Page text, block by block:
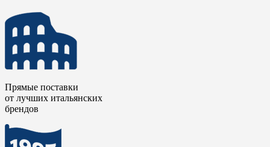
Коллекция Глокал / Glocal
нейтральными тонами от белого до антрацита, которые
прекрасно сочетаются между собой. Серия дополнена яркими
элементами в стиле «Печворк» и стилизованными
мозаичными плашками в виде вытянутых ромбов. Такое
разнообразие позволяет комбинировать плитку с другими
коллекциямифабрики Mirage
выразительными дизайнерские и интерьерные решения.
Прямые поставки
от лучших итальянских
брендов